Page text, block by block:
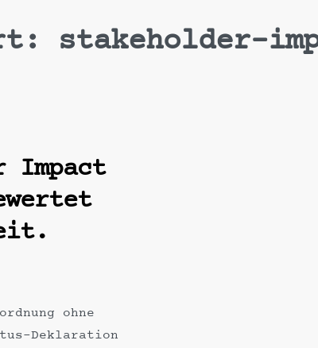
stakeholder-
Impact
ohne
Deklaration